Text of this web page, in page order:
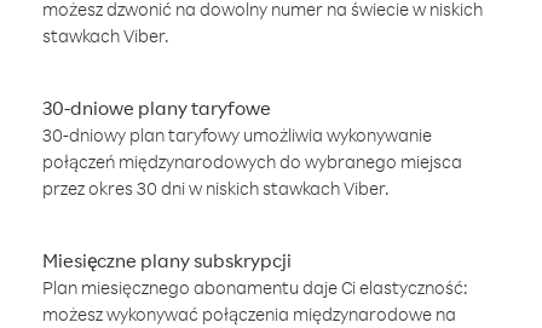
możesz dzwonić na dowolny numer na świecie w niskich
stawkach Viber.
30-dniowe plany taryfowe
30-dniowy plan taryfowy umożliwia wykonywanie
połączeń międzynarodowych do wybranego miejsca
przez okres 30 dni w niskich stawkach Viber.
Miesięczne plany subskrypcji
Plan miesięcznego abonamentu daje Ci elastyczność:
możesz wykonywać połączenia międzynarodowe na